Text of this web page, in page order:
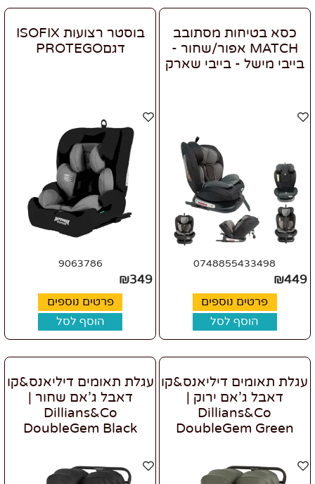
כסא בטיחות מסתובב
MATCH אפור/שחור -
בייבי מישל - בייבי שארק
0748855433498
₪449
פרטים נוספים
הוסף לסל
בוסטר רצועות ISOFIX
דגםPROTEGO
9063786
₪349
פרטים נוספים
הוסף לסל
עגלת תאומים דיליאנס&קו
דאבל ג'אם ירוק |
Dillians&Co
DoubleGem Green
עגלת תאומים דיליאנס&קו
דאבל ג'אם שחור |
Dillians&Co
DoubleGem Black